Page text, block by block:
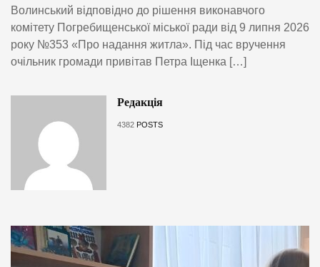
Волинський відповідно до рішення виконавчого
комітету Погребищенської міської ради від 9 липня 2026
року №353 «Про надання житла». Під час вручення
очільник громади привітав Петра Іщенка […]
Редакція
4382 POSTS